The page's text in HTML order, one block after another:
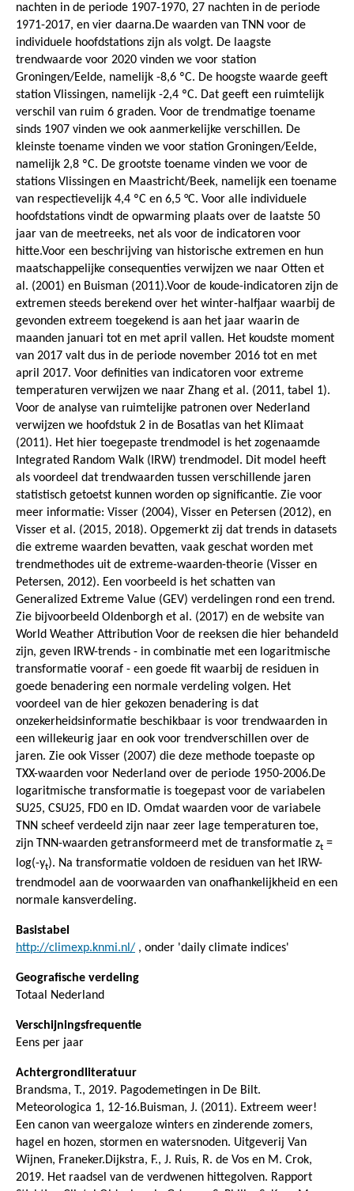
nachten in de periode 1907-1970, 27 nachten in de periode
1971-2017, en vier daarna.De waarden van TNN voor de
individuele hoofdstations zijn als volgt. De laagste
trendwaarde voor 2020 vinden we voor station
Groningen/Eelde, namelijk -8,6 ºC. De hoogste waarde geeft
station Vlissingen, namelijk -2,4 ºC. Dat geeft een ruimtelijk
verschil van ruim 6 graden. Voor de trendmatige toename
sinds 1907 vinden we ook aanmerkelijke verschillen. De
kleinste toename vinden we voor station Groningen/Eelde,
namelijk 2,8 ºC. De grootste toename vinden we voor de
stations Vlissingen en Maastricht/Beek, namelijk een toename
van respectievelijk 4,4 ºC en 6,5 °C. Voor alle individuele
hoofdstations vindt de opwarming plaats over de laatste 50
jaar van de meetreeks, net als voor de indicatoren voor
hitte.Voor een beschrijving van historische extremen en hun
maatschappelijke consequenties verwijzen we naar Otten et
al. (2001) en Buisman (2011).Voor de koude-indicatoren zijn de
extremen steeds berekend over het winter-halfjaar waarbij de
gevonden extreem toegekend is aan het jaar waarin de
maanden januari tot en met april vallen. Het koudste moment
van 2017 valt dus in de periode november 2016 tot en met
april 2017. Voor definities van indicatoren voor extreme
temperaturen verwijzen we naar Zhang et al. (2011, tabel 1).
Voor de analyse van ruimtelijke patronen over Nederland
verwijzen we hoofdstuk 2 in de Bosatlas van het Klimaat
(2011). Het hier toegepaste trendmodel is het zogenaamde
Integrated Random Walk (IRW) trendmodel. Dit model heeft
als voordeel dat trendwaarden tussen verschillende jaren
statistisch getoetst kunnen worden op significantie. Zie voor
meer informatie: Visser (2004), Visser en Petersen (2012), en
Visser et al. (2015, 2018). Opgemerkt zij dat trends in datasets
die extreme waarden bevatten, vaak geschat worden met
trendmethodes uit de extreme-waarden-theorie (Visser en
Petersen, 2012). Een voorbeeld is het schatten van
Generalized Extreme Value (GEV) verdelingen rond een trend.
Zie bijvoorbeeld Oldenborgh et al. (2017) en de website van
World Weather Attribution Voor de reeksen die hier behandeld
zijn, geven IRW-trends - in combinatie met een logaritmische
transformatie vooraf - een goede fit waarbij de residuen in
goede benadering een normale verdeling volgen. Het
voordeel van de hier gekozen benadering is dat
onzekerheidsinformatie beschikbaar is voor trendwaarden in
een willekeurig jaar en ook voor trendverschillen over de
jaren. Zie ook Visser (2007) die deze methode toepaste op
TXX-waarden voor Nederland over de periode 1950-2006.De
logaritmische transformatie is toegepast voor de variabelen
SU25, CSU25, FD0 en ID. Omdat waarden voor de variabele
TNN scheef verdeeld zijn naar zeer lage temperaturen toe,
zijn TNN-waarden getransformeerd met de transformatie zt =
log(-yt). Na transformatie voldoen de residuen van het IRW-
trendmodel aan de voorwaarden van onafhankelijkheid en een
normale kansverdeling.
Basistabel
http://climexp.knmi.nl/ , onder 'daily climate indices'
Geografische verdeling
Totaal Nederland
Verschijningsfrequentie
Eens per jaar
Achtergrondliteratuur
Brandsma, T., 2019. Pagodemetingen in De Bilt.
Meteorologica 1, 12-16.Buisman, J. (2011). Extreem weer!
Een canon van weergaloze winters en zinderende zomers,
hagel en hozen, stormen en watersnoden. Uitgeverij Van
Wijnen, Franeker.Dijkstra, F., J. Ruis, R. de Vos en M. Crok,
2019. Het raadsel van de verdwenen hittegolven. Rapport